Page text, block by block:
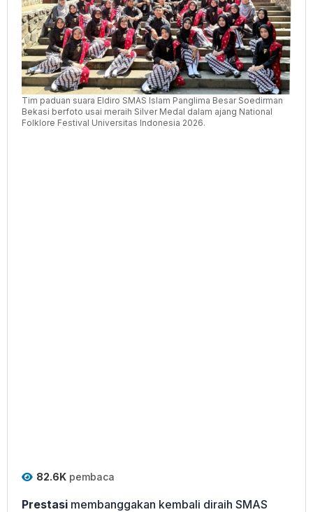
UI
2026
Tim paduan suara Eldiro SMAS Islam Panglima Besar Soedirman
Bekasi berfoto usai meraih Silver Medal dalam ajang National
Folklore Festival Universitas Indonesia 2026.
82.6K pembaca
Prestasi membanggakan kembali diraih SMAS